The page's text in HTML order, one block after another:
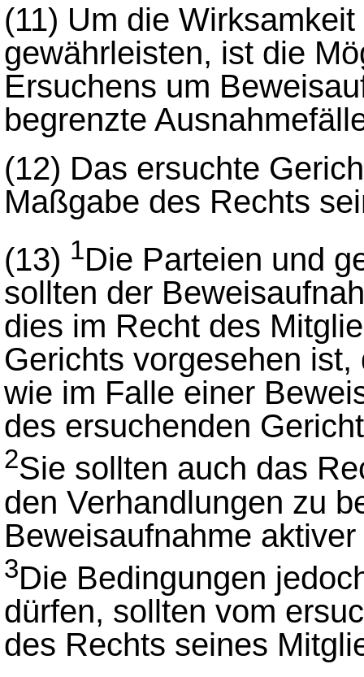
(11) Um die
gewährleisten, ist die
Ersuchens um
begrenzte
(12) Das ersuchte
Maßgabe des Rechts
(13) 1Die Parteien und
sollten der
dies im Recht des
Gerichts vorgesehen
wie im Falle einer
des ersuchenden
2Sie sollten auch das
den Verhandlungen zu
Beweisaufnahme
3Die Bedingungen
dürfen, sollten vom
des Rechts seines